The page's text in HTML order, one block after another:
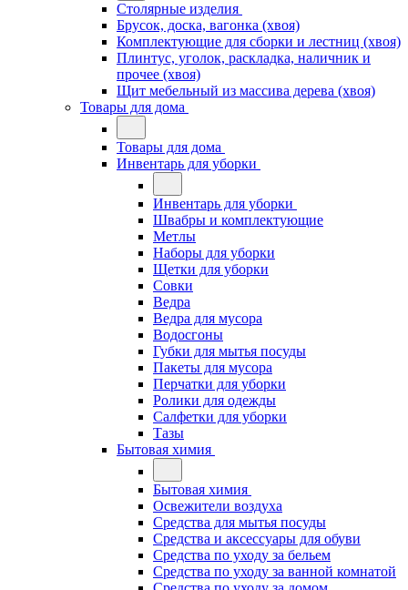
Столярные изделия
Брусок, доска, вагонка (хвоя)
Комплектующие для сборки и лестниц (хвоя)
Плинтус, уголок, раскладка, наличник и
прочее (хвоя)
Щит мебельный из массива дерева (хвоя)
Товары для дома
Товары для дома
Инвентарь для уборки
Инвентарь для уборки
Швабры и комплектующие
Метлы
Наборы для уборки
Щетки для уборки
Совки
Ведра
Ведра для мусора
Водосгоны
Губки для мытья посуды
Пакеты для мусора
Перчатки для уборки
Ролики для одежды
Салфетки для уборки
Тазы
Бытовая химия
Бытовая химия
Освежители воздуха
Средства для мытья посуды
Средства и аксессуары для обуви
Средства по уходу за бельем
Средства по уходу за ванной комнатой